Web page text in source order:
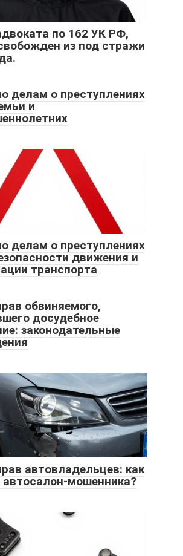
по 162 УК РФ,
из под стражи
делам о преступлениях
и
делам о преступлениях
движения и
транспорта
обвиняемого,
досудебное
законодательные
автовладельцев: как
автосалон-мошенника?